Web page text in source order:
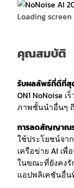
Loading screen
คุณสมบัติ
รับผลลัพธ์ที่ดีที่สุ
ON1 NoNoise
ภาพชั้นนำอื่นๆ
การลดสัญญาณ
ใช้ประโยชน์จา
เครือข่าย AI เ
ในขณะที่ยังคงรั
แอปพลิเคชันอื่น